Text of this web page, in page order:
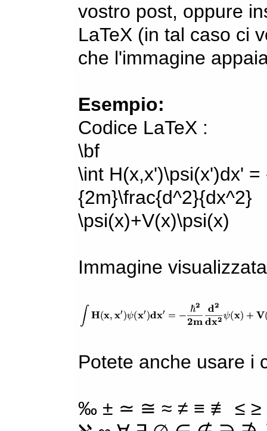
vostro post, oppure
LaTeX (in tal caso ci
che l'immagine
Esempio:
Codice LaTeX :
\bf
\int H(x,x')\psi(x')dx'
{2m}\frac{d^2}{dx^2}
\psi(x)+V(x)\psi(x)
Immagine
Potete anche usare i
‰ ± ≃ ≅ ≈ ≠ ≡ ≢ ≤